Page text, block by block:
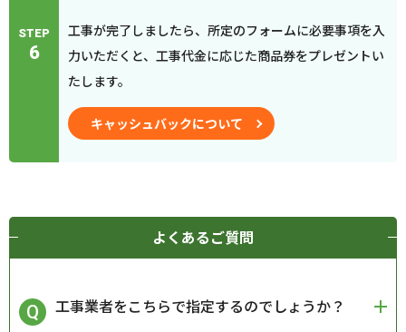
STEP
6
工事が完了しましたら、所定のフォームに必要事項を入
力いただくと、工事代金に応じた商品券をプレゼントい
たします。
キャッシュバックについて
よくあるご質問
工事業者をこちらで指定するのでしょうか？